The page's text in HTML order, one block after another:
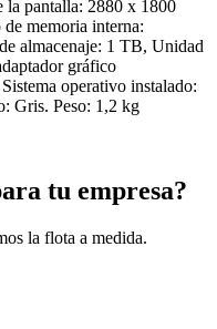
pantalla: 2880 x 1800
memoria interna:
almacenaje: 1 TB, Unidad
gráfico
operativo instalado:
Gris. Peso: 1,2 kg
tu empresa?
la flota a medida.